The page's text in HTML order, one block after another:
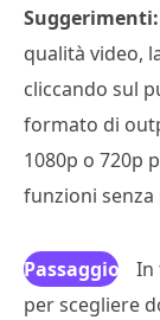
Suggerimenti:
qualità video,
cliccando sul
formato di
1080p o 720p
funzioni
Passaggio
3
In
per scegliere